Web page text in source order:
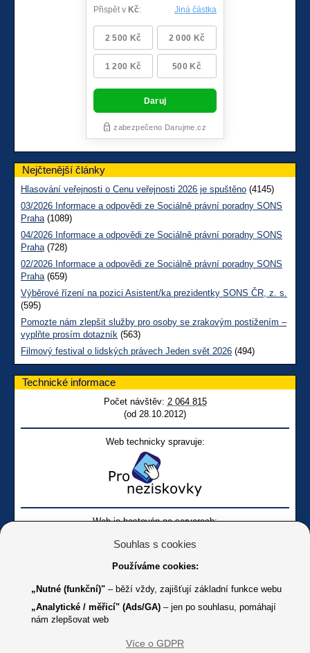
Nejčtenější články
Hlasování veřejnosti o Cenu veřejnosti 2026 je spuštěno (4145)
03/2026 Informace a odpovědi ze Sociálně právní poradny SONS
Praha(1089)
04/2026 Informace a odpovědi ze Sociálně právní poradny SONS
Praha(728)
02/2026 Informace a odpovědi ze Sociálně právní poradny SONS
Praha(659)
Výběrové řízení na pozici Asistent/ka prezidentky SONS ČR, z. s.
(595)
Pomozte nám zlepšit služby pro osoby se zrakovým postižením –
vyplňte prosím dotazník (563)
Filmový festival o lidských právech Jeden svět 2026 (494)
Technické informace
Počet návštěv: 2 064 815
(od 28.10.2012)
Web technicky spravuje:
Web je hostován na serverech:
Online
Youtube SONS
Souhlas s cookies
Používáme cookies:
„Nutné (funkční)" – běží vždy, zajišťují základní funkce webu
„Analytické / měřicí" (Ads/GA) – jen po souhlasu, pomáhají
nám zlepšovat web
Více o GDPR